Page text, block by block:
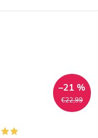
€22,99
–21 %